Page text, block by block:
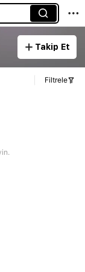
Takip Et
Filtrele